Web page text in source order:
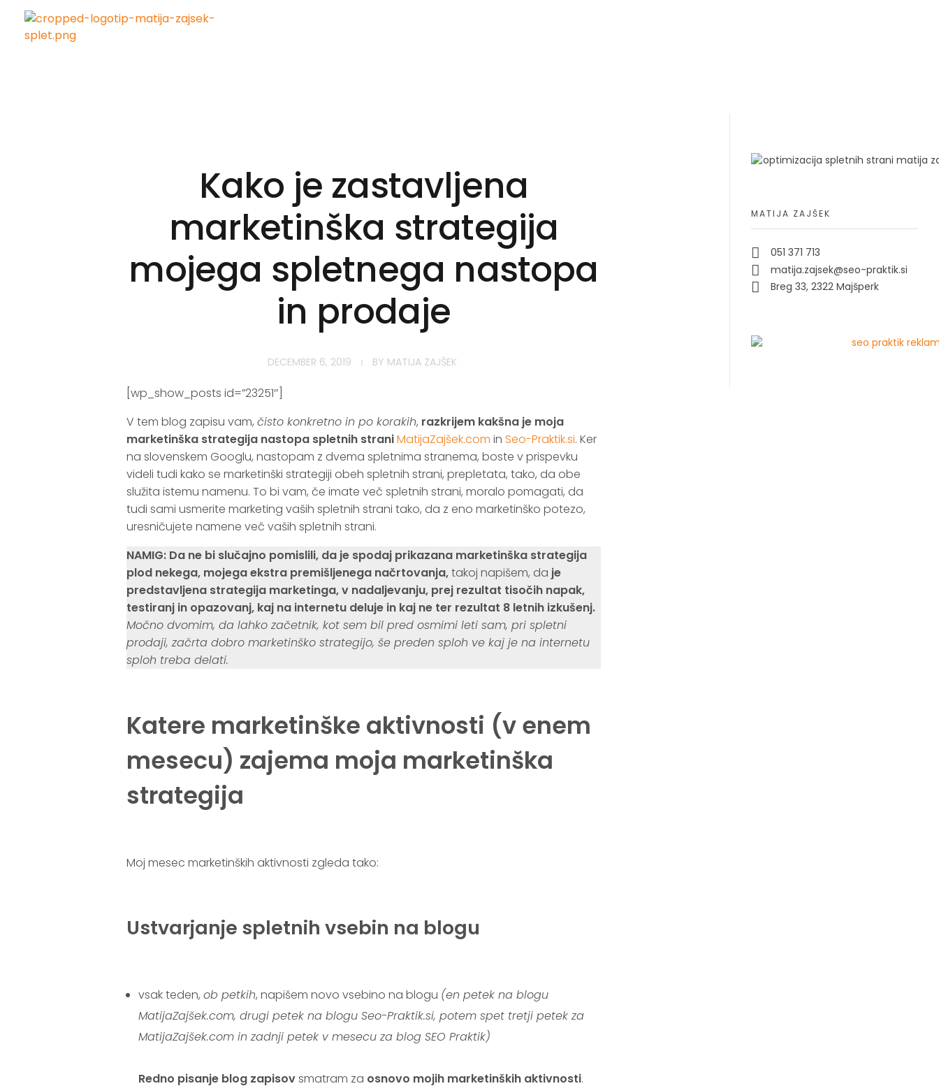
Kako je zastavljena
marketinška strategija
mojega spletnega nastopa
in prodaje
DECEMBER 6, 2019 BY MATIJA ZAJŠEK
[wp_show_posts id=”23251″]
V tem blog zapisu vam, čisto konkretno in po korakih, razkrijem kakšna je moja
marketinška strategija nastopa spletnih straniMatijaZajšek.com in Seo-Praktik.si. Ker
na slovenskem Googlu, nastopam z dvema spletnima stranema, boste v prispevku
videli tudi kako se marketinški strategiji obeh spletnih strani, prepletata, tako, da obe
služita istemu namenu. To bi vam, če imate več spletnih strani, moralo pomagati, da
tudi sami usmerite marketing vaših spletnih strani tako, da z eno marketinško potezo,
uresničujete namene več vaših spletnih strani.
NAMIG: Da ne bi slučajno pomislili, da je spodaj prikazana marketinška strategija
plod nekega, mojega ekstra premišljenega načrtovanja,takoj napišem, da je
predstavljena strategija marketinga, v nadaljevanju, prej rezultat tisočih napak,
testiranj in opazovanj, kaj na internetu deluje in kaj ne ter rezultat 8 letnih izkušenj.
Močno dvomim, da lahko začetnik, kot sem bil pred osmimi leti sam, pri spletni
prodaji, začrta dobro marketinško strategijo, še preden sploh ve kaj je na internetu
sploh treba delati.
Katere marketinške aktivnosti (v enem
mesecu) zajema moja marketinška
strategija
Moj mesec marketinških aktivnosti zgleda tako:
Ustvarjanje spletnih vsebin na blogu
vsak teden,ob petkih, napišem novo vsebino na blogu (en petek na blogu
MatijaZajšek.com, drugi petek na blogu Seo-Praktik.si, potem spet tretji petek za
MatijaZajšek.com in zadnji petek v mesecu za blog SEO Praktik)
Redno pisanje blog zapisovsmatram za osnovo mojih marketinških aktivnosti.
MATIJA ZAJŠEK
051 371 713
matija.zajsek@seo-praktik.si
Breg 33, 2322 Majšperk